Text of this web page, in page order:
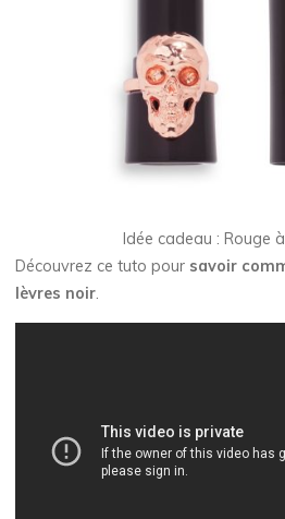
Idée cadeau : Rouge
Découvrez ce tuto pour savoir
lèvres noir.